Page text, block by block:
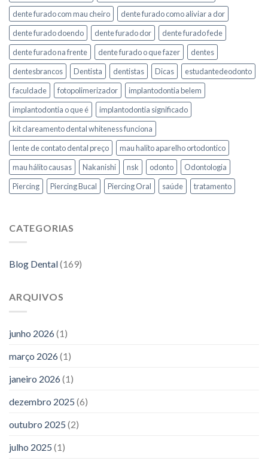
dente furado com mau cheiro
dente furado como aliviar a dor
dente furado doendo
dente furado dor
dente furado fede
dente furado na frente
dente furado o que fazer
dentes
dentesbrancos
Dentista dentistas Dicas
estudantedeodonto
faculdade
fotopolimerizador
implantodontia belem
implantodontia o que é
implantodontia significado
kit clareamento dental whiteness funciona
lente de contato dental preço
mau halito aparelho ortodontico
mau hálito causas
Nakanishi nsk odonto
Odontologia
Piercing
Piercing Bucal Piercing Oral saúde tratamento
CATEGORIAS
Blog Dental(169)
ARQUIVOS
junho 2026(1)
março 2026(1)
janeiro 2026(1)
dezembro 2025 (6)
outubro 2025 (2)
julho 2025 (1)